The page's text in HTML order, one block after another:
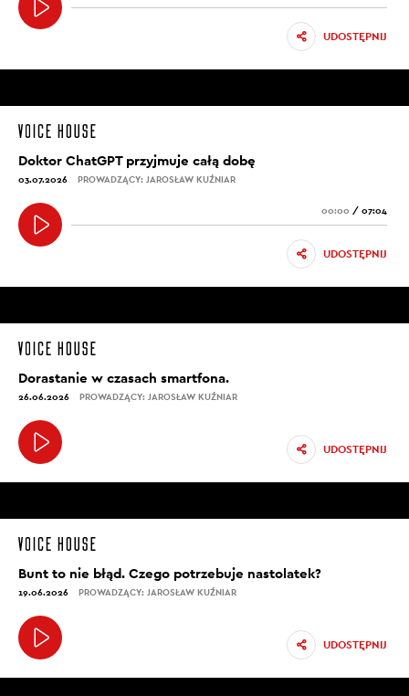
UDOSTĘPNIJ
Doktor ChatGPT przyjmuje całą dobę
03.07.2026 PROWADZĄCY: JAROSŁAW KUŹNIAR
00:00 / 07:04
UDOSTĘPNIJ
Dorastanie w czasach smartfona.
26.06.2026 PROWADZĄCY: JAROSŁAW KUŹNIAR
UDOSTĘPNIJ
Bunt to nie błąd. Czego potrzebuje nastolatek?
19.06.2026 PROWADZĄCY: JAROSŁAW KUŹNIAR
UDOSTĘPNIJ